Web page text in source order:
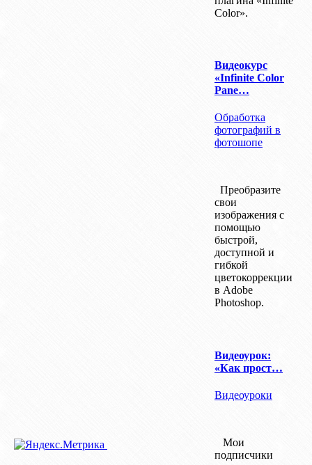
Color».
Видеокурс
«Infinite Color
Pane…
Обработка
фотографий в
фотошопе
Преобразите
свои
изображения с
помощью
быстрой,
доступной и
гибкой
цветокоррекции
в Adobe
Photoshop.
Видеоурок:
«Как прост…
Видеоуроки
Мои
подписчики